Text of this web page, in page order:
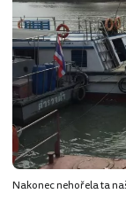
Nakonec nehořela ta